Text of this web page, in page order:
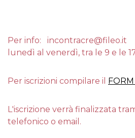
Per info: incontracre@fileo.it
lunedì al venerdì, tra le 9 e le
Per iscrizioni compilare il
L'iscrizione verrà finalizzata
telefonico o email.